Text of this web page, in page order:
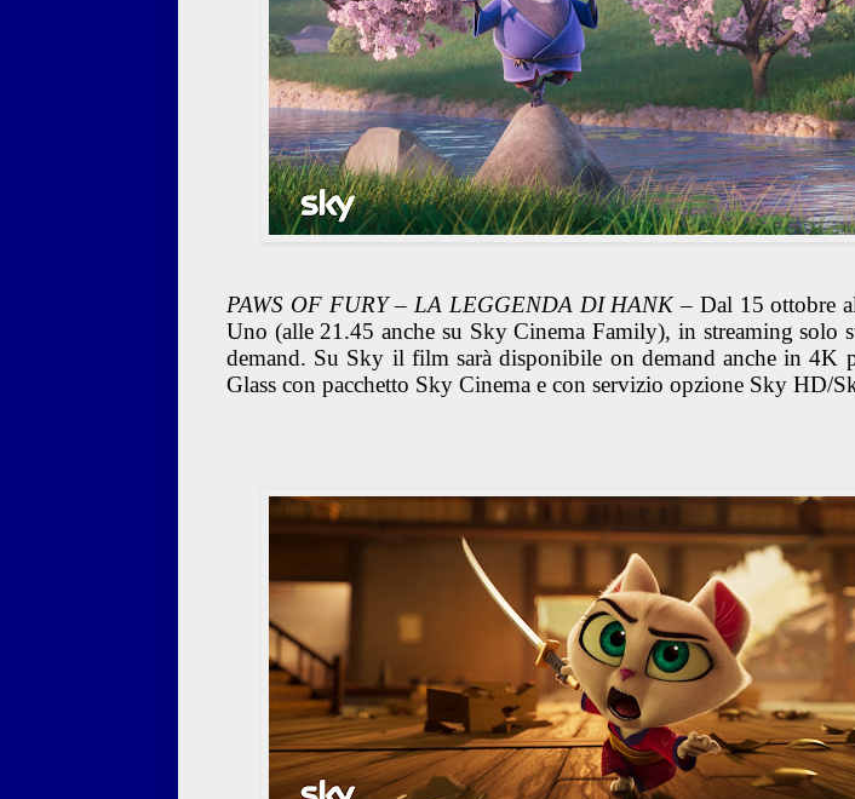
PAWS OF FURY – LA LEGGENDA DI HANK– Dal 15 ottobre
Uno (alle 21.45 anche su Sky Cinema Family), in streaming solo
demand. Su Sky il film sarà disponibile on demand anche in
Glass con pacchetto Sky Cinema e con servizio opzione Sky HD/